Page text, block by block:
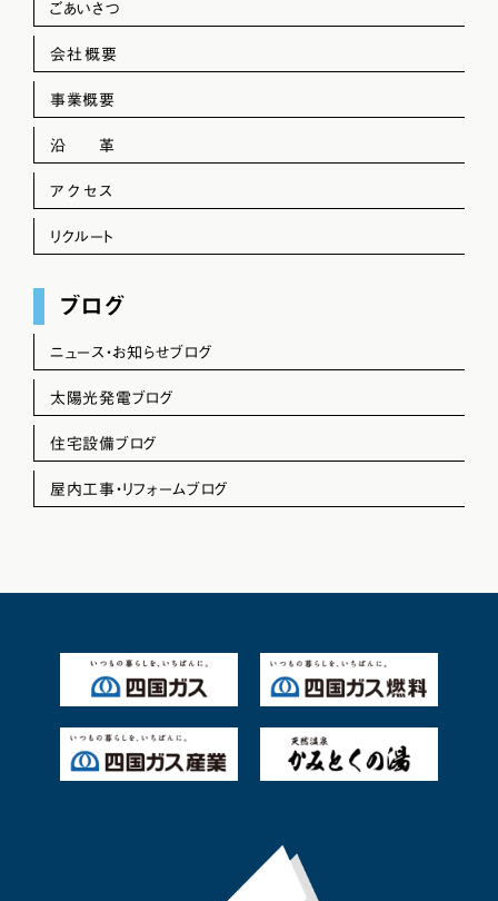
ごあいさつ
会社概要
事業概要
沿 革
アクセス
リクルート
ブログ
ニュース・お知らせブログ
太陽光発電ブログ
住宅設備ブログ
屋内工事・リフォームブログ